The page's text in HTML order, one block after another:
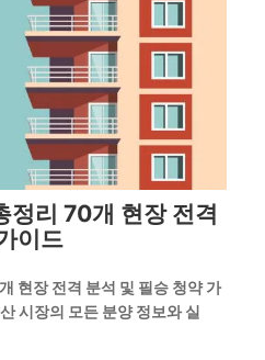
정리 70개 현장 전격
이드
현장 전격 분석 및 필승 청약 가
시장의 모든 분양 정보와 실